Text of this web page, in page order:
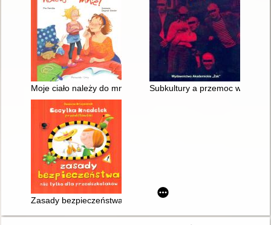
Moje ciało należy do mnie! : naucz dziecko mówić "nie"!
Subkultury a przemoc w
Zasady bezpieczeństwa nie tylko dla przedszkolaków